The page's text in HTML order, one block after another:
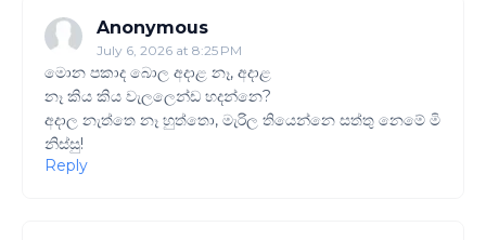
Anonymous
July 6, 2026 at 8:25 PM
මොන පකාද බොල අදාළ නෑ, අදාළ
නෑ කිය කිය වැලලෙන්ඩ හදන්නෙ?
අදාල නැත්තෙ නෑ හුත්තො, මැරිල තියෙන්නෙ සත්තු නෙමේ මි
නිස්සු!
Reply